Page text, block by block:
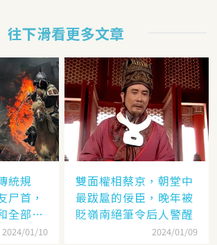
往下滑看更多文章
統規
尸首，
全部牲
2024/01/10
雙面權相蔡京，朝堂中
最跋扈的佞臣，晚年被
貶嶺南絕筆令后人警醒
2024/01/09